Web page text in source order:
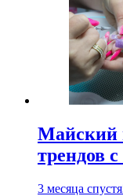
Майский
трендов
3 месяца спустя